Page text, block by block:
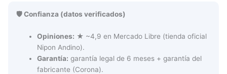
🛡️ Confianza (datos verificados)
Opiniones: ★ ~4,9 en Mercado Libre (tienda oficial
Nipon Andino).
Garantía: garantía legal de 6 meses + garantía del
fabricante (Corona).